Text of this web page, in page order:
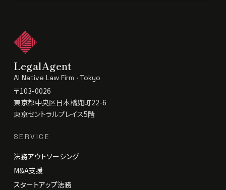
LegalAgent
AI Native Law Firm · Tokyo
〒103-0026
東京都中央区日本橋兜町22-6
東京セントラルプレイス5階
SERVICE
法務アウトソーシング
M&A支援
スタートアップ法務